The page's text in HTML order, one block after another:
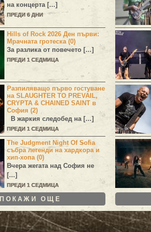
на концерта […]
ПРЕДИ 6 ДНИ
Hills of Rock 2026 Ден първи:
Мрачната гротеска (0)
За разлика от повечето […]
ПРЕДИ 1 СЕДМИЦА
Разпиляващо първо гостуване
на SLAUGHTER TO PREVAIL,
CRYPTA & CHAINED SAINT в
София (2)
В жаркия следобед на […]
ПРЕДИ 1 СЕДМИЦА
The Judgment Night Of Sofia
събра легенди на хардкора и
хип-хопа (0)
Вчера жегата над София не
[…]
ПРЕДИ 1 СЕДМИЦА
ПОКАЖИ ОЩЕ